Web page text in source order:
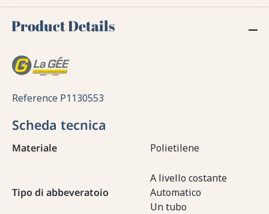
Product Details
Reference P1130553
Scheda tecnica
Materiale Polietilene
Tipo di abbeveratoio
A livello costante
Automatico
Un tubo